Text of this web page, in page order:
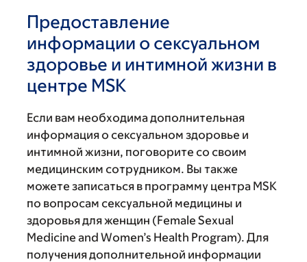
Предоставление
информации о сексуальном
здоровье и интимной жизни в
центре MSK
Если вам необходима дополнительная
информация о сексуальном здоровье и
интимной жизни, поговорите со своим
медицинским сотрудником. Вы также
можете записаться в программу центра MSK
по вопросам сексуальной медицины и
здоровья для женщин (Female Sexual
Medicine and Women’s Health Program). Для
получения дополнительной информации